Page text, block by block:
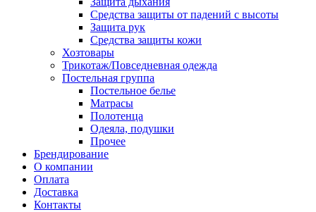
Средства защиты от падений с высоты
Защита рук
Средства защиты кожи
Хозтовары
Трикотаж/Повседневная одежда
Постельная группа
Постельное белье
Матрасы
Полотенца
Одеяла, подушки
Прочее
Брендирование
О компании
Оплата
Доставка
Контакты